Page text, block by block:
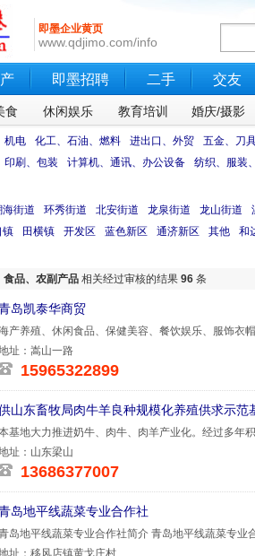
即墨企业黄页
www.qdjimo.com/info
即墨招聘 二手 交友
食 休闲娱乐 教育培训 婚庆/摄影
机电 化工、石油、燃料 进出口、外贸
五金、刀
印刷、包装 计算机、通讯、办公设备
纺织、服装
海街道 环秀街道 北安街道 龙泉街道 龙山街道
镇 田横镇 开发区 蓝色新区 通济新区 其他
和
食品、农副产品 相关经过审核的结果 96 条
岛凯泰华商贸
产养殖、休闲食品、保健美容、餐饮娱乐、服饰衣
址：嵩山一路
15965322899
山东畜牧局肉牛羊良种规模化养殖供求示范
基地大力推进奶牛、肉牛、肉羊产业化。经过多年
牛，夏洛
址：山东梁山
13686377007
岛地平线蔬菜专业合作社
岛地平线蔬菜专业合作社简介 青岛地平线蔬菜专
镇
址：移风店镇黄戈庄村